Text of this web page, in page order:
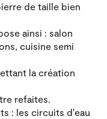
de taille bien
ainsi : salon
cuisine semi
la création
refaites.
: les circuits d'eau